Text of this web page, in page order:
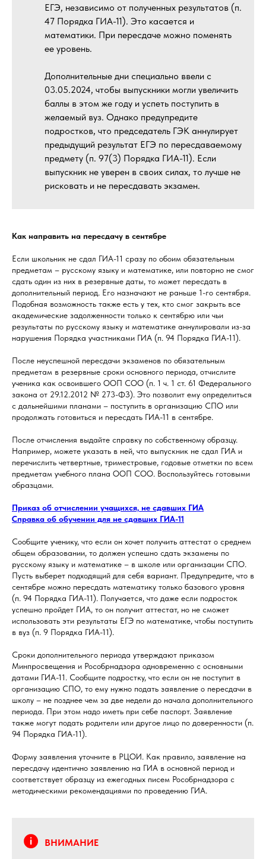
ЕГЭ, независимо от полученных результатов (п.
47 Порядка ГИА-11). Это касается и
математики. При пересдаче можно поменять
ее уровень.
Дополнительные дни специально ввели с
03.05.2024, чтобы выпускники могли увеличить
баллы в этом же году и успеть поступить в
желаемый вуз. Однако предупредите
подростков, что председатель ГЭК аннулирует
предыдущий результат ЕГЭ по пересдаваемому
предмету (п. 97(3) Порядка ГИА-11). Если
выпускник не уверен в своих силах, то лучше не
рисковать и не пересдавать экзамен.
Как направить на пересдачу в сентябре
Если школьник не сдал ГИА-11 сразу по обоим обязательным
предметам – русскому языку и математике, или повторно не смог
сдать один из них в резервные даты, то может пересдать в
дополнительный период. Его назначают не раньше 1-го сентября.
Подобная возможность также есть у тех, кто смог закрыть все
академические задолженности только к сентябрю или чьи
результаты по русскому языку и математике аннулировали из-за
нарушения Порядка участниками ГИА (п. 94 Порядка ГИА-11).
После неуспешной пересдачи экзаменов по обязательным
предметам в резервные сроки основного периода, отчислите
ученика как освоившего ООП СОО (п. 1 ч. 1 ст. 61 Федерального
закона от 29.12.2012 № 273-ФЗ). Это позволит ему определиться
с дальнейшими планами – поступить в организацию СПО или
продолжать готовиться и пересдать ГИА-11 в сентябре.
После отчисления выдайте справку по собственному образцу.
Например, можете указать в ней, что выпускник не сдал ГИА и
перечислить четвертные, триместровые, годовые отметки по всем
предметам учебного плана ООП СОО. Воспользуйтесь готовыми
образцами.
Приказ об отчислении учащихся, не сдавших ГИА
Справка об обучении для не сдавших ГИА-11
Сообщите ученику, что если он хочет получить аттестат о среднем
общем образовании, то должен успешно сдать экзамены по
русскому языку и математике – в школе или организации СПО.
Пусть выберет подходящий для себя вариант. Предупредите, что в
сентябре можно пересдать математику только базового уровня
(п. 94 Порядка ГИА-11). Получается, что даже если подросток
успешно пройдет ГИА, то он получит аттестат, но не сможет
использовать эти результаты ЕГЭ по математике, чтобы поступить
в вуз (п. 9 Порядка ГИА-11).
Сроки дополнительного периода утверждают приказом
Минпросвещения и Рособрнадзора одновременно с основными
датами ГИА-11. Сообщите подростку, что если он не поступит в
организацию СПО, то ему нужно подать заявление о пересдачи в
школу – не позднее чем за две недели до начала дополнительного
периода. При этом надо иметь при себе паспорт. Заявление
также могут подать родители или другое лицо по доверенности (п.
94 Порядка ГИА-11).
Форму заявления уточните в РЦОИ. Как правило, заявление на
пересдачу идентично заявлению на ГИА в основной период и
соответствует образцу из ежегодных писем Рособрнадзора с
методическими рекомендациями по проведению ГИА.
ВНИМАНИЕ